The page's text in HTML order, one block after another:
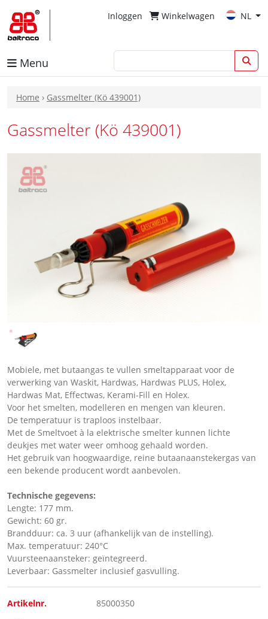
Inloggen Winkelwagen NL
Menu
Home › Gassmelter (Kö 439001)
Gassmelter (Kö 439001)
Mobiele, met butaangas te vullen smeltapparaat voor de
verwerking van Waskit, Hardwas, Hardwas PLUS, Holex,
Hardwas Mat, Effectwas, Kerami-Fill en Holex.
Voor het smelten, modelleren en mengen van kleuren.
De temperatuur is traploos instelbaar.
Met de Smeltvoet à la elektrische smelter kunnen lichte
deukjes met water weer omhoog gehaald worden.
Het gebruik van hoogwaardige, reine butaanaanstekergas van
een bekende producent wordt aanbevolen.
Technische gegevens:
Lengte: 177 mm.
Gewicht: 60 gr.
Brandduur: ca. 3 uur (afhankelijk van de instelling).
Max. temperatuur: 240°C
Vuursteenaansteker: geïntegreerd.
Leverbaar: Gassmelter inclusief gasvulling.
Artikelnr.
85000350